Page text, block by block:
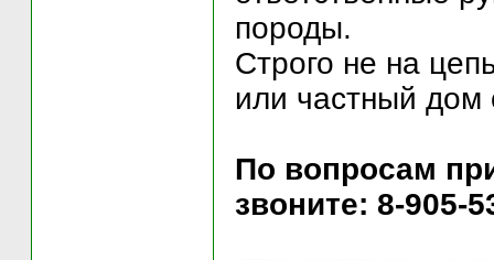
породы.
Строго не на
или частный
По вопросам
звоните: 8-905-